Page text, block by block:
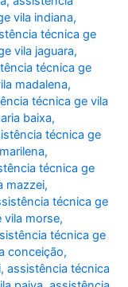
vila indiana,
técnica ge
vila jaguara,
técnica ge
madalena,
técnica ge vila
baixa,
técnica ge
,
técnica ge
mazzei,
técnica ge
vila morse,
técnica ge
conceição,
,assistência técnica